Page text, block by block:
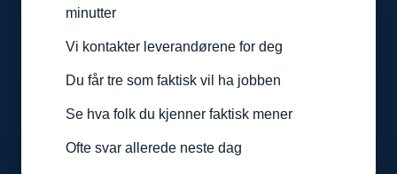
minutter
Vi kontakter leverandørene for deg
Du får tre som faktisk vil ha jobben
Se hva folk du kjenner faktisk mener
Ofte svar allerede neste dag